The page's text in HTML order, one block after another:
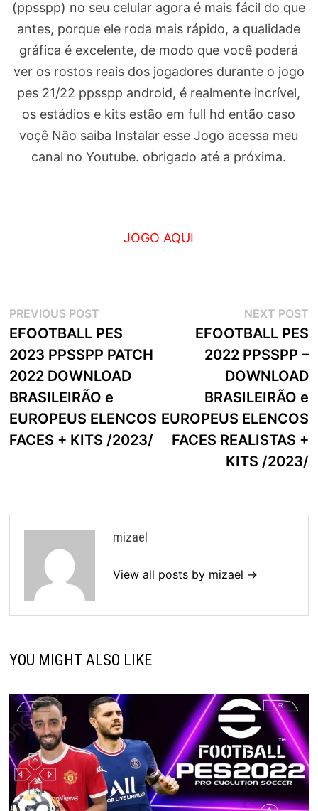
(ppsspp) no seu celular agora é mais fácil do que
antes, porque ele roda mais rápido, a qualidade
gráfica é excelente, de modo que você poderá
ver os rostos reais dos jogadores durante o jogo
pes 21/22 ppsspp android, é realmente incrível,
os estádios e kits estão em full hd então caso
voçê Não saiba Instalar esse Jogo acessa meu
canal no Youtube. obrigado até a próxima.
JOGO AQUI
Navegação
de
artigos
PREVIOUS POSTPrevious
post:
EFOOTBALL PES
2023 PPSSPP PATCH
2022 DOWNLOAD
BRASILEIRÃO e
EUROPEUS ELENCOS
FACES + KITS /2023/
NEXT POST
EFOOTBALL PES
2022 PPSSPP –
DOWNLOAD
BRASILEIRÃO e
EUROPEUS ELENCOS
FACES REALISTAS +
KITS /2023/
mizael
View all posts by mizael →
YOU MIGHT ALSO LIKE